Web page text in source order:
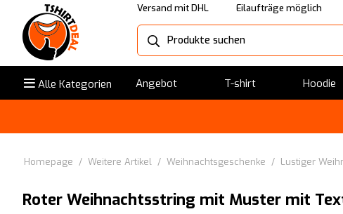
Versand mit DHL Eilaufträge möglich
Alle Kategorien Angebot T-shirt Hoodie
Homepage / Weitere Artikel / Weihnachtsgeschenke / Lustiger
Roter Weihnachtsstring mit Muster mit